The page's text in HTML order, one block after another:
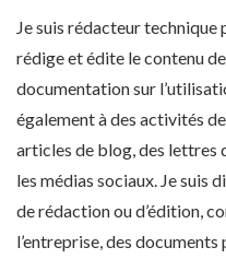
Je suis rédacteur technique
rédige et édite le contenu
documentation sur
également à des activités
articles de blog, des lettres
les médias sociaux. Je suis
de rédaction ou d’édition,
l’entreprise, des